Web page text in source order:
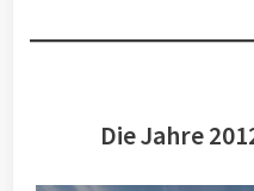
Die Jahre